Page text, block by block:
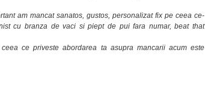
am mancat sanatos, gustos, personalizat fix pe ceea ce-
cu branza de vaci si piept de pui fara numar, beat that
ce priveste abordarea ta asupra mancarii acum este